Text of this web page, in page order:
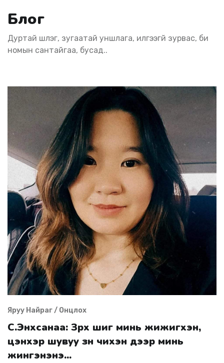
Блог
Дуртай шүлэг, зугаатай уншлага, илгээгүй зурвас, би
номын сантайгаа, бусад..
Яруу Найраг / Онцлох
С.Энхсанаа: Зүрх шиг минь жижигхэн,
цэнхэр шувуу зүүн чихэн дээр минь
жингэнэнэ...